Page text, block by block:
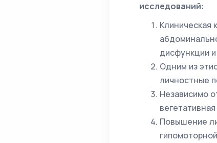
исследований:
Клиническая
дисфункции
Одним из
личностные
Независимо
Повышение